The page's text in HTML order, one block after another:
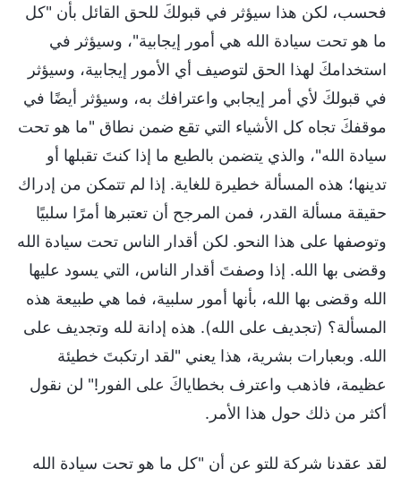
فحسب، لكن هذا سيؤثر في قبولكَ للحق القائل بأن "كل
ما هو تحت سيادة الله هي أمور إيجابية"، وسيؤثر في
استخدامكَ لهذا الحق لتوصيف أي الأمور إيجابية، وسيؤثر
في قبولكَ لأي أمر إيجابي واعترافك به، وسيؤثر أيضًا في
موقفكَ تجاه كل الأشياء التي تقع ضمن نطاق "ما هو تحت
سيادة الله"، والذي يتضمن بالطبع ما إذا كنتَ تقبلها أو
تدينها؛ هذه المسألة خطيرة للغاية. إذا لم تتمكن من إدراك
حقيقة مسألة القدر، فمن المرجح أن تعتبرها أمرًا سلبيًا
وتوصفها على هذا النحو. لكن أقدار الناس تحت سيادة الله
وقضى بها الله. إذا وصفتَ أقدار الناس، التي يسود عليها
الله وقضى بها الله، بأنها أمور سلبية، فما هي طبيعة هذه
المسألة؟ (تجديف على الله). هذه إدانة لله وتجديف على
الله. وبعبارات بشرية، هذا يعني "لقد ارتكبتَ خطيئة
عظيمة، فاذهب واعترف بخطاياكَ على الفور!" لن نقول
أكثر من ذلك حول هذا الأمر.
لقد عقدنا شركة للتو عن أن "كل ما هو تحت سيادة الله